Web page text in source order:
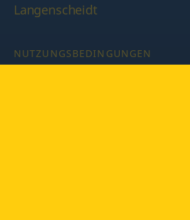
Langenscheidt
NUTZUNGSBEDINGUNGEN